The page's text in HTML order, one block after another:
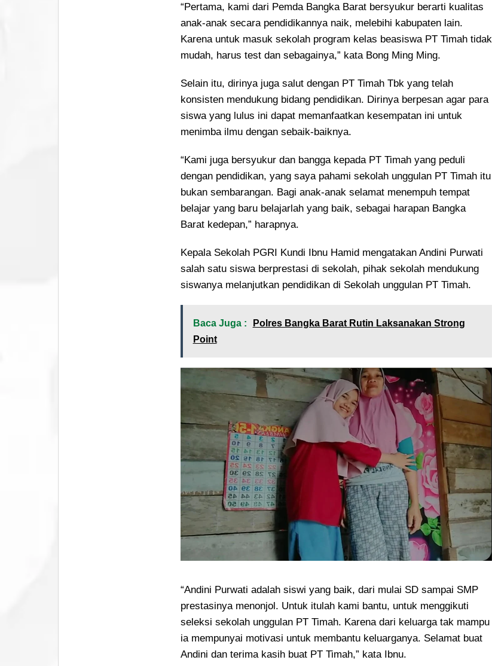
“Pertama, kami dari Pemda Bangka Barat bersyukur berarti kualitas
anak-anak secara pendidikannya naik, melebihi kabupaten lain.
Karena untuk masuk sekolah program kelas beasiswa PT Timah tidak
mudah, harus test dan sebagainya,” kata Bong Ming Ming.
Selain itu, dirinya juga salut dengan PT Timah Tbk yang telah
konsisten mendukung bidang pendidikan. Dirinya berpesan agar para
siswa yang lulus ini dapat memanfaatkan kesempatan ini untuk
menimba ilmu dengan sebaik-baiknya.
“Kami juga bersyukur dan bangga kepada PT Timah yang peduli
dengan pendidikan, yang saya pahami sekolah unggulan PT Timah itu
bukan sembarangan. Bagi anak-anak selamat menempuh tempat
belajar yang baru belajarlah yang baik, sebagai harapan Bangka
Barat kedepan,” harapnya.
Kepala Sekolah PGRI Kundi Ibnu Hamid mengatakan Andini Purwati
salah satu siswa berprestasi di sekolah, pihak sekolah mendukung
siswanya melanjutkan pendidikan di Sekolah unggulan PT Timah.
Baca Juga :
Polres Bangka Barat Rutin Laksanakan Strong
Point
“Andini Purwati adalah siswi yang baik, dari mulai SD sampai SMP
prestasinya menonjol. Untuk itulah kami bantu, untuk menggikuti
seleksi sekolah unggulan PT Timah. Karena dari keluarga tak mampu
ia mempunyai motivasi untuk membantu keluarganya. Selamat buat
Andini dan terima kasih buat PT Timah,” kata Ibnu.